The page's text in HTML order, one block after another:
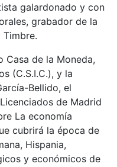
galardonado y con
grabador de la
Timbre.
Casa de la Moneda,
(C.S.I.C.), y la
Bellido, el
de Madrid
La economía
cubrirá la época de
Hispania,
y económicos de